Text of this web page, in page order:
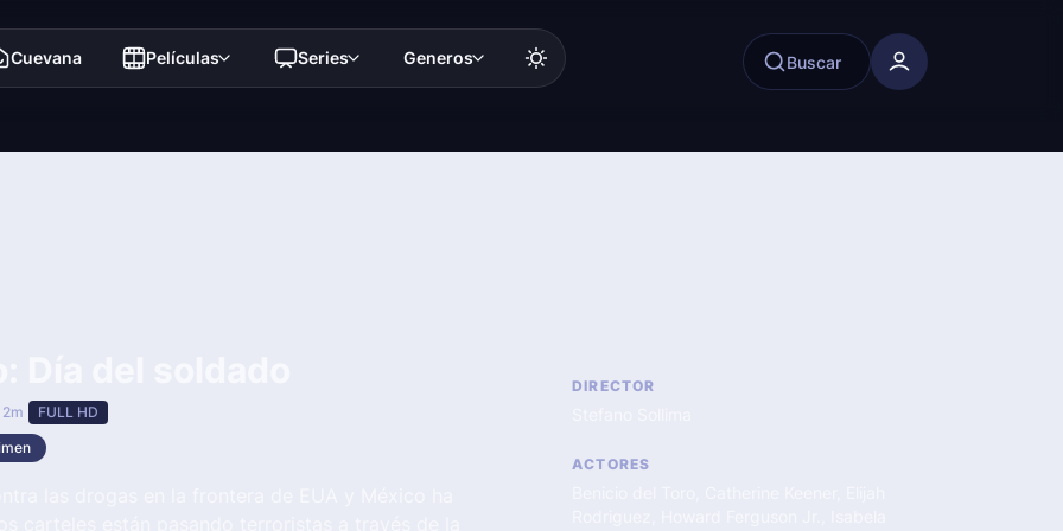
Cuevana Películas Series Generos Buscar
2m
FULL HD
DIRECTOR
ACTORES